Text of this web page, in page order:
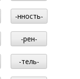
-нность-
-рен-
-тель-